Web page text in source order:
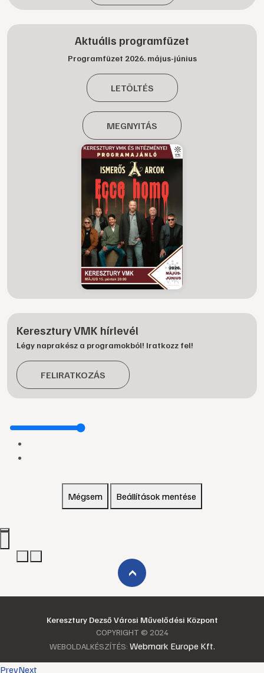
Aktuális programfüzet
Programfüzet 2026. május-június
LETÖLTÉS
MEGNYITÁS
Keresztury VMK hírlevél
Légy naprakész a programokból! Iratkozz fel!
FELIRATKOZÁS
Mégsem Beállítások mentése
›
Keresztury Dezső Városi Művelődési Központ
COPYRIGHT © 2024
WEBOLDALKÉSZÍTÉS: Webmark Europe Kft.
PrevNext